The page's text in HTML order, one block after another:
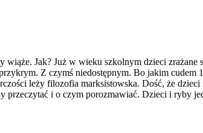
wiąże. Jak? Już w wieku szkolnym dzieci
Z czymś niedostępnym. Bo jakim
leży filozofia marksistowska. Dość, że
przeczytać i o czym porozmawiać. Dzieci i ryby